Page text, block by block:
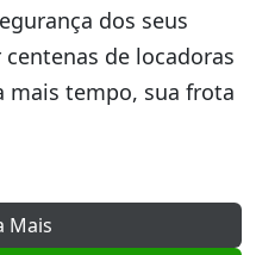
dos seus
de locadoras
mais tempo, sua frota
Mais